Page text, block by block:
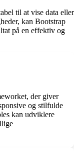
til at vise data eller
kan Bootstrap
på en effektiv og
der giver
og stilfulde
kan udviklere